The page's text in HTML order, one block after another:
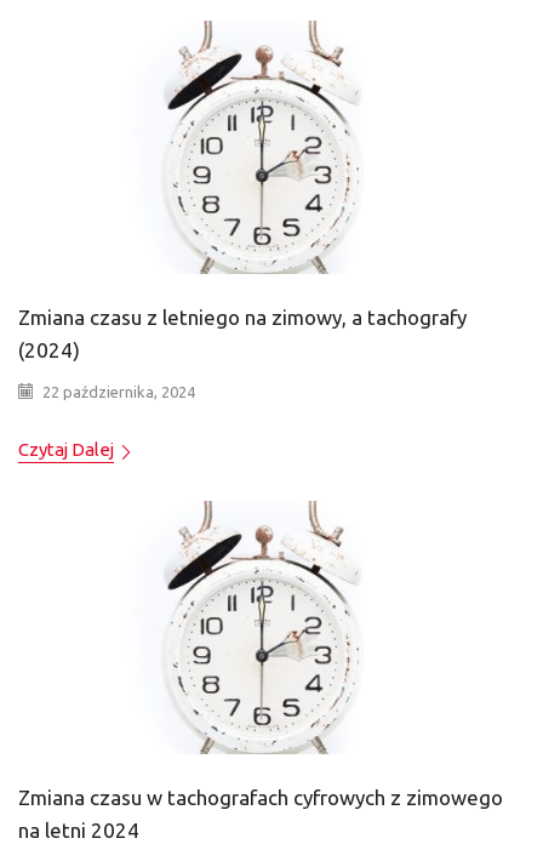
Zmiana czasu z letniego na zimowy, a tachografy
(2024)
22 października, 2024
Czytaj Dalej
Zmiana czasu w tachografach cyfrowych z zimowego
na letni 2024